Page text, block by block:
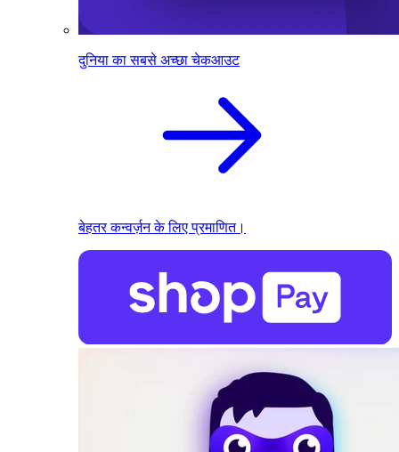
दुनिया का सबसे अच्छा चेकआउट
बेहतर कन्वर्ज़न के लिए प्रमाणित।